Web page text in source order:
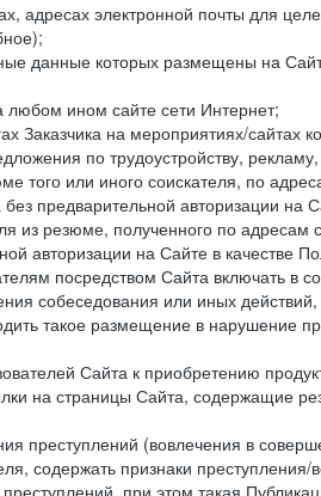
адресах электронной почты для
данные которых размещены на
ином сайте сети Интернет;
Заказчика на мероприятиях/сайтах
по трудоустройству,
того или иного соискателя, по
предварительной авторизации на
из резюме, полученного по
авторизации на Сайте в качестве
посредством Сайта включать в
собеседования или иных
такое размещение в нарушение
Сайта к приобретению
на страницы Сайта, содержащие
преступлений (вовлечения в
содержать признаки преступления/
при этом такая